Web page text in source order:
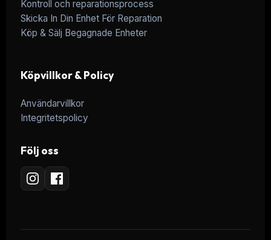
Kontroll och reparationsprocess
Skicka In Din Enhet För Reparation
Köp & Sälj Begagnade Enheter
Köpvillkor & Policy
Användarvillkor
Integritetspolicy
Följ oss